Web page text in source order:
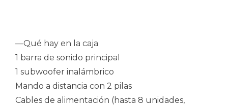
—Qué hay en la caja
1 barra de sonido principal
1 subwoofer inalámbrico
Mando a distancia con 2 pilas
Cables de alimentación (hasta 8 unidades,